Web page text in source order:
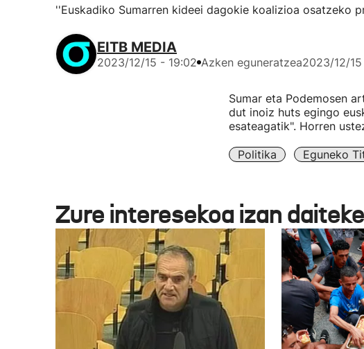
''Euskadiko Sumarren kideei dagokie koalizioa osatzeko
EITB MEDIA
2023/12/15 - 19:02 Azken eguneratzea2023/12/
Sumar eta Podemosen
dut inoiz huts egingo
esateagatik". Horren
Politika Eguneko
Zure interesekoa izan daiteke